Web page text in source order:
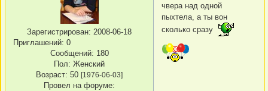
Зарегистрирован: 2008-06-18
Приглашений: 0
Сообщений: 180
Пол: Женский
Возраст: 50 [1976-06-03]
Провел на форуме:
чвера над одной
пыхтела, а ты вон
сколько сразу